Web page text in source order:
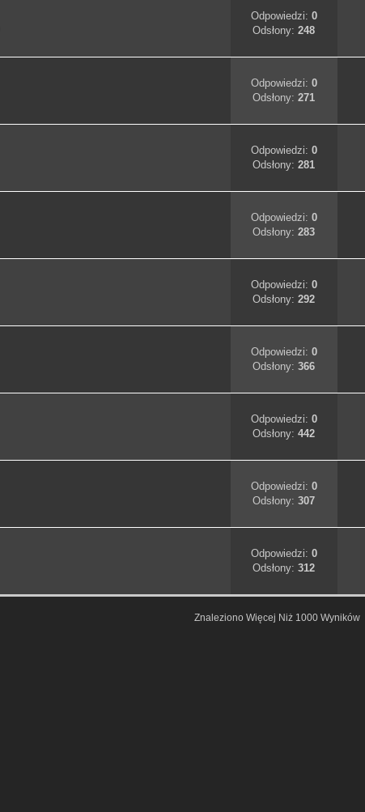
Odpowiedzi: 0
Odsłony:248
Odpowiedzi: 0
Odsłony:271
Odpowiedzi: 0
Odsłony:281
Odpowiedzi: 0
Odsłony:283
Odpowiedzi: 0
Odsłony:292
Odpowiedzi: 0
Odsłony:366
Odpowiedzi: 0
Odsłony:442
Odpowiedzi: 0
Odsłony:307
Odpowiedzi: 0
Odsłony:312
Znaleziono Więcej Niż 1000 Wyników